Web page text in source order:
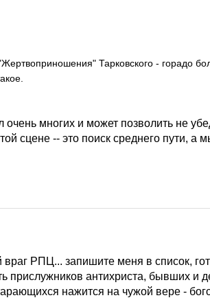
Тарковского - горадо
многих и может позволить не
сцене -- это поиск среднего пути, а
РПЦ... запишите меня в список,
прислужников антихриста, бывших и
нажится на чужой вере -